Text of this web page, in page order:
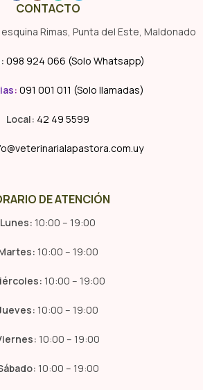
CONTACTO
esquina Rimas, Punta del Este, Maldonado
098 924 066 (Solo Whatsapp)
: 091 001 011 (Solo llamadas)
Local: 42 49 5599
DE ATENCIÓN
Lunes: 10:00 – 19:00
10:00 – 19:00
10:00 – 19:00
10:00 – 19:00
10:00 – 19:00
10:00 – 19:00